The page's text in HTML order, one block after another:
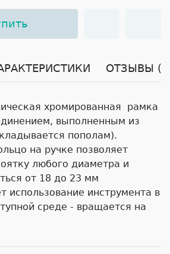
ОТЗЫВЫ
хромированная рамка
выполненным из
пополам).
на ручке позволяет
любого диаметра и
от 18 до 23 мм
использование инструмента в
среде - вращается на